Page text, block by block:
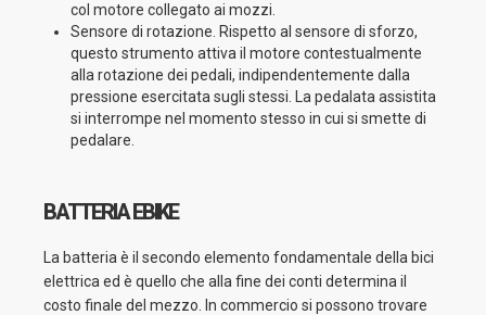
col motore collegato ai mozzi.
Sensore di rotazione. Rispetto al sensore di sforzo,
questo strumento attiva il motore contestualmente
alla rotazione dei pedali, indipendentemente dalla
pressione esercitata sugli stessi. La pedalata assistita
si interrompe nel momento stesso in cui si smette di
pedalare.
BATTERIA EBIKE
La batteria è il secondo elemento fondamentale della bici
elettrica ed è quello che alla fine dei conti determina il
costo finale del mezzo. In commercio si possono trovare